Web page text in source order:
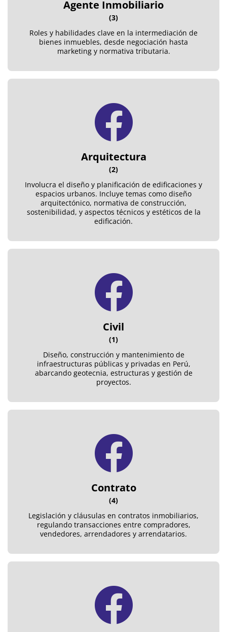
Agente Inmobiliario
(3)
Roles y habilidades clave en la intermediación de
bienes inmuebles, desde negociación hasta
marketing y normativa tributaria.
Arquitectura
(2)
Involucra el diseño y planificación de edificaciones y
espacios urbanos. Incluye temas como diseño
arquitectónico, normativa de construcción,
sostenibilidad, y aspectos técnicos y estéticos de la
edificación.
Civil
(1)
Diseño, construcción y mantenimiento de
infraestructuras públicas y privadas en Perú,
abarcando geotecnia, estructuras y gestión de
proyectos.
Contrato
(4)
Legislación y cláusulas en contratos inmobiliarios,
regulando transacciones entre compradores,
vendedores, arrendadores y arrendatarios.